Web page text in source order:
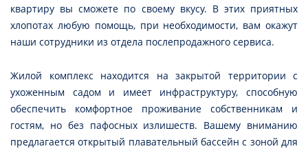
квартиру вы сможете по своему вкусу. В этих приятных
хлопотах любую помощь, при необходимости, вам окажут
наши сотрудники из отдела послепродажного сервиса.
Жилой комплекс находится на закрытой территории с
ухоженным садом и имеет инфраструктуру, способную
обеспечить комфортное проживание собственникам и
гостям, но без пафосных излишеств. Вашему вниманию
предлагается открытый плавательный бассейн с зоной для